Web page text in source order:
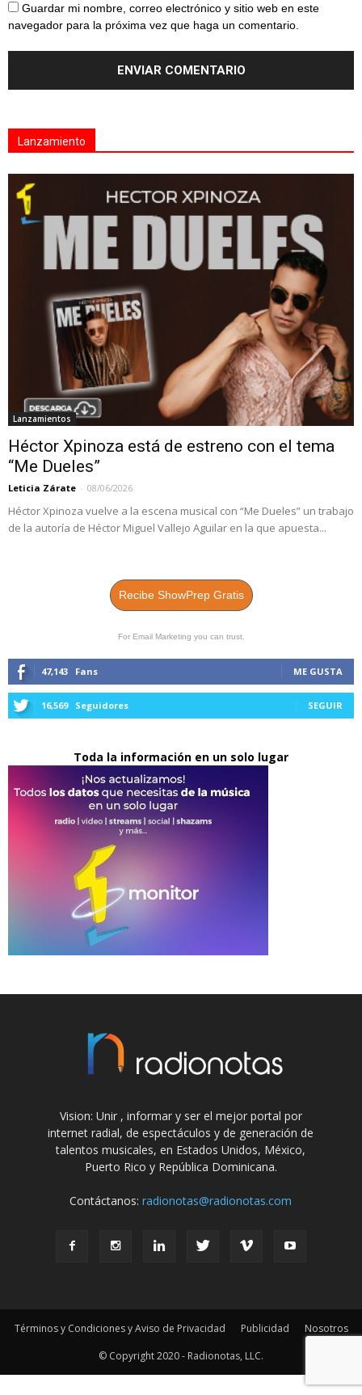
Guardar mi nombre, correo electrónico y sitio web en este
navegador para la próxima vez que haga un comentario.
Lanzamiento
Lanzamientos
Héctor Xpinoza está de estreno con el tema
“Me Dueles”
Leticia Zárate - 08/06/2026
Héctor Xpinoza vuelve a la escena musical con “Me Dueles” un trabajo
de la autoría de Héctor Miguel Vallejo Aguilar en la que apuesta...
Recibe ShowPrep Gratis
For Email Marketing you can trust.
47,143 Fans ME GUSTA
16,569 Seguidores SEGUIR
Toda la información en un solo lugar
Vision: Unir , informar y ser el mejor portal por
internet radial, de espectáculos y de generación de
talentos musicales, en Estados Unidos, México,
Puerto Rico y República Dominicana.
Contáctanos:radionotas@radionotas.com
Términos y Condiciones y Aviso de Privacidad Publicidad
Nosotros
© Copyright 2020 - Radionotas, LLC.